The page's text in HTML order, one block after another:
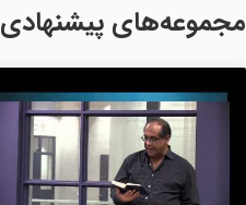
مجموعه‌های پیشنهادی